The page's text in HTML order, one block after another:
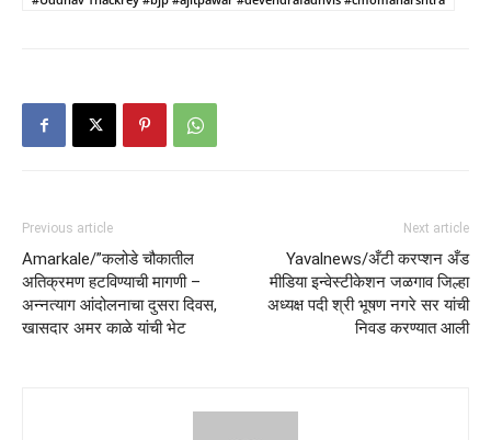
Previous article
Amarkale/”कलोडे चौकातील
अतिक्रमण हटविण्याची मागणी –
अन्नत्याग आंदोलनाचा दुसरा दिवस,
खासदार अमर काळे यांची भेट
Next article
Yavalnews/अँटी करप्शन अँड
मीडिया इन्वेस्टीकेशन जळगाव जिल्हा
अध्यक्ष पदी श्री भूषण नगरे सर यांची
निवड करण्यात आली